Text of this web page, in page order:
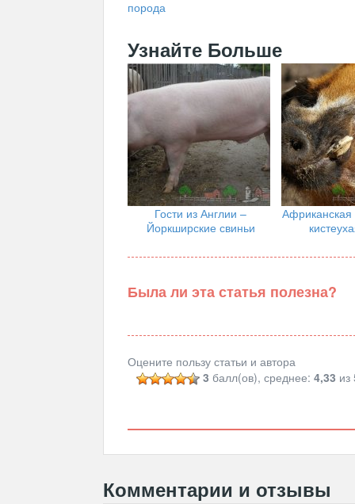
порода
Узнайте Больше
Гости из Англии –
Йоркширские свиньи
Была ли эта статья полезна?
Оцените пользу статьи и автора
3 балл(ов), среднее:4,33 из
Комментарии и отзывы